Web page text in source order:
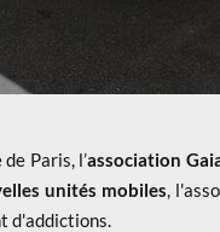
Paris, l’association
unités mobiles,
d'addictions.